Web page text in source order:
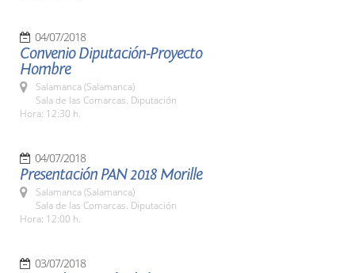
04/07/2018
Convenio Diputación-Proyecto
Hombre
Salamanca (Salamanca)
Sala de las Comarcas. Diputación
Hora: 12:30 h.
04/07/2018
Presentación PAN 2018 Morille
Salamanca (Salamanca)
Sala de las Comarcas. Diputación
Hora: 12:00 h.
03/07/2018